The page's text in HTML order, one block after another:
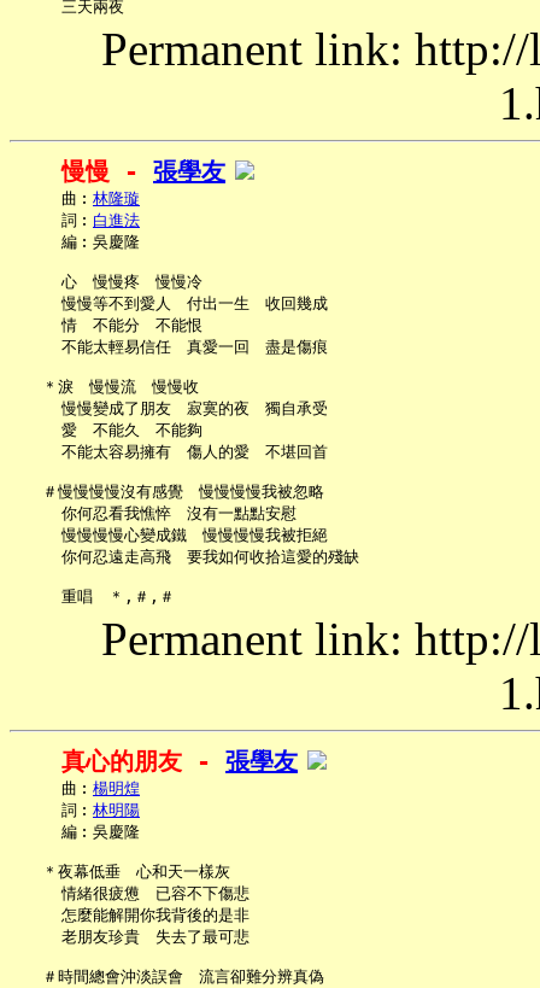
Permanent link:
慢慢 - 張學友
     曲︰
林隆璇
     詞︰
白進法
     編︰吳慶隆
     心　慢慢疼　慢慢冷
     慢慢等不到愛人　付出一生　收回幾成
     情　不能分　不能恨
     不能太輕易信任　真愛一回　盡是傷痕
   ＊淚　慢慢流　慢慢收
     慢慢變成了朋友　寂寞的夜　獨自承受
     愛　不能久　不能夠
     不能太容易擁有　傷人的愛　不堪回首
   ＃慢慢慢慢沒有感覺　慢慢慢慢我被忽略
     你何忍看我憔悴　沒有一點點安慰
     慢慢慢慢心變成鐵　慢慢慢慢我被拒絕
     你何忍遠走高飛　要我如何收拾這愛的殘缺
Permanent link:
真心的朋友 - 張學友
     曲︰
楊明煌
     詞︰
林明陽
     編︰吳慶隆
   ＊夜幕低垂　心和天一樣灰
     情緒很疲憊　已容不下傷悲
     怎麼能解開你我背後的是非
     老朋友珍貴　失去了最可悲
   ＃時間總會沖淡誤會　流言卻難分辨真偽